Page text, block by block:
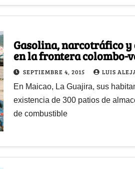
Gasolina, narcotráfico
en la frontera colombo-
SEPTIEMBRE 4, 2015 LUIS
En Maicao, La Guajira, sus
existencia de 300 patios de
de combustible